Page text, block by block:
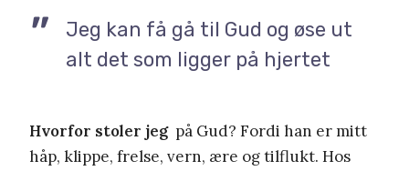
Jeg kan få gå til Gud og øse ut
alt det som ligger på hjertet
Hvorfor stoler jegpå Gud? Fordi han er mitt
håp, klippe, frelse, vern, ære og tilflukt. Hos